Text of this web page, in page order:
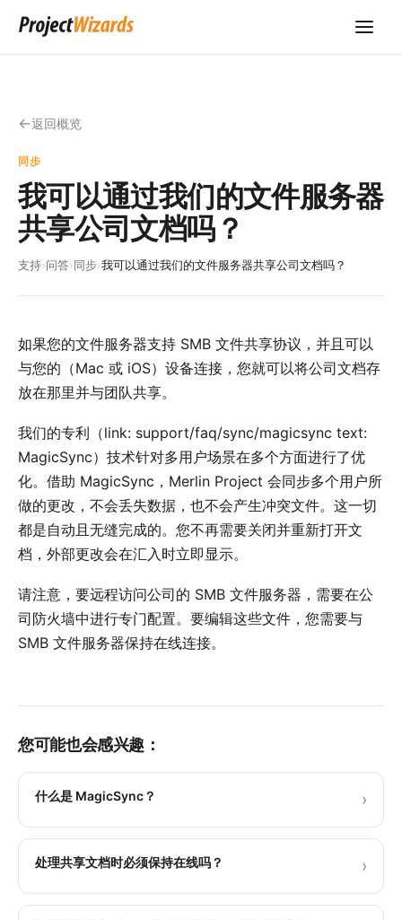
返回概览
同步
我可以通过我们的文件服务器
共享公司文档吗？
支持›问答›同步›我可以通过我们的文件服务器共享公司文档吗？
如果您的文件服务器支持 SMB 文件共享协议，并且可以
与您的（Mac 或 iOS）设备连接，您就可以将公司文档存
放在那里并与团队共享。
我们的专利（link: support/faq/sync/magicsync text:
MagicSync）技术针对多用户场景在多个方面进行了优
化。借助 MagicSync，Merlin Project 会同步多个用户所
做的更改，不会丢失数据，也不会产生冲突文件。这一切
都是自动且无缝完成的。您不再需要关闭并重新打开文
档，外部更改会在汇入时立即显示。
请注意，要远程访问公司的 SMB 文件服务器，需要在公
司防火墙中进行专门配置。要编辑这些文件，您需要与
SMB 文件服务器保持在线连接。
您可能也会感兴趣：
什么是 MagicSync？ ›
处理共享文档时必须保持在线吗？ ›